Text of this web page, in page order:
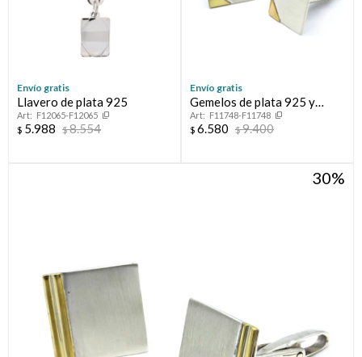
Envío gratis
Llavero de plata 925
F12065-F12065
$ 5.988 $8.554
Envío gratis
Gemelos de plata 925 y
double en oro 18 ktes.
F11748-F11748
$ 6.580 $9.400
30